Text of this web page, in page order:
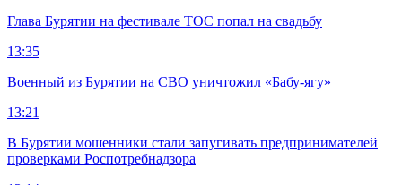
Глава Бурятии на фестивале ТОС попал на свадьбу
13:35
Военный из Бурятии на СВО уничтожил «Бабу-ягу»
13:21
В Бурятии мошенники стали запугивать предпринимателей
проверками Роспотребнадзора